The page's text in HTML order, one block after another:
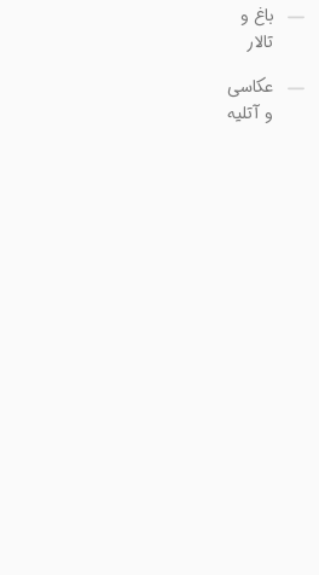
باغ و
تالار
عکاسی
و آتلیه